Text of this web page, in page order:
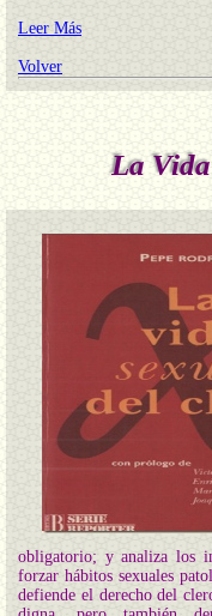
Leer Más
Volver
La
obligatorio; y analiza los
forzar hábitos sexuales
defiende el derecho del